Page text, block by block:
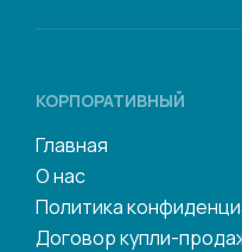
КОРПОРАТИВНЫЙ
Главная
О нас
Политика
Договор купли-